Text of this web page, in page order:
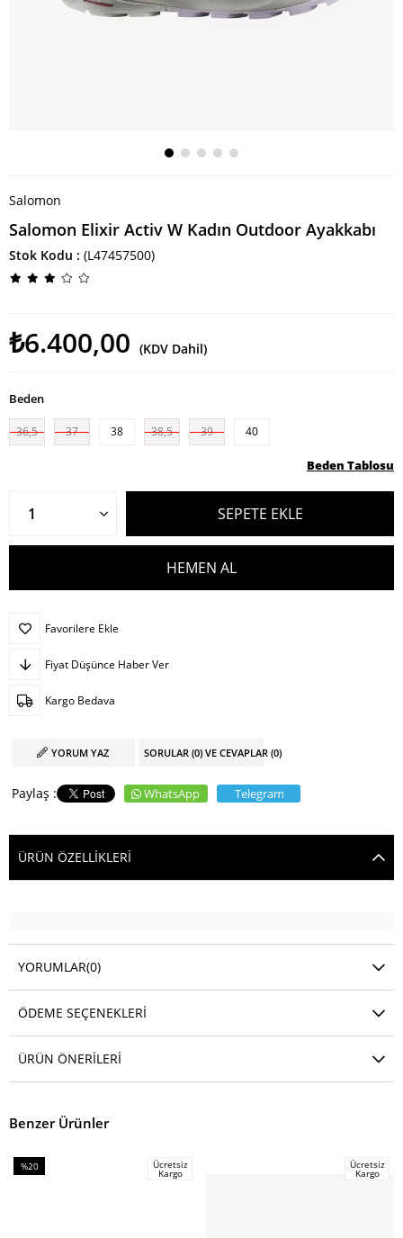
Salomon
Salomon Elixir Activ W Kadın Outdoor Ayakkabı
Stok Kodu (L47457500)
₺6.400,00 (KDV Dahil)
Beden
36,5 37 38 38,5 39 40
Beden Tablosu
Favorilere Ekle
Fiyat Düşünce Haber Ver
Kargo Bedava
YORUM YAZ SORULAR (0) VE CEVAPLAR (0)
WhatsApp Telegram
ÜRÜN ÖZELLIKLERI
YORUMLAR(0)
ÖDEME SEÇENEKLERI
ÜRÜN ÖNERILERI
Benzer Ürünler
%20
Ücretsiz
Kargo
Ücretsiz
Kargo